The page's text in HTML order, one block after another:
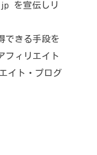
を宣伝しリ
できる手段を
フィリエイト
イト・プログ